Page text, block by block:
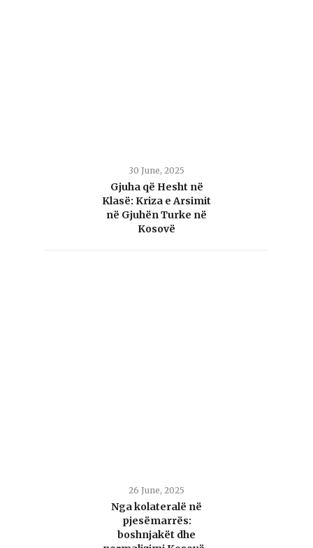
30 June, 2025
Gjuha që Hesht në
Klasë: Kriza e Arsimit
në Gjuhën Turke në
Kosovë
26 June, 2025
Nga kolateralë në
pjesëmarrës:
boshnjakët dhe